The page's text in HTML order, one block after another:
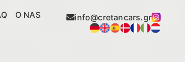
O NAS
info@cretancars.gr